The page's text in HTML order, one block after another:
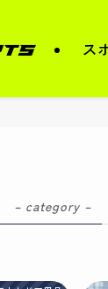
ス
– category –